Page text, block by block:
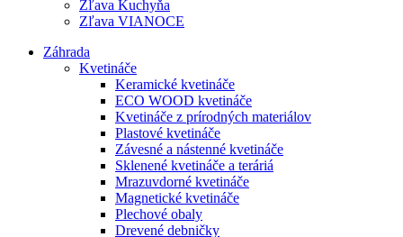
Zľava Kuchyňa
Zľava VIANOCE
Záhrada
Kvetináče
Keramické kvetináče
ECO WOOD kvetináče
Kvetináče z prírodných materiálov
Plastové kvetináče
Závesné a nástenné kvetináče
Sklenené kvetináče a teráriá
Mrazuvdorné kvetináče
Magnetické kvetináče
Plechové obaly
Drevené debničky